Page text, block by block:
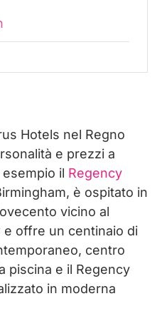
catene di hotel di
Hotels nel Regno
e prezzi a
il Regency
è ospitato in
vicino al
e offre un centinaio di
centro
piscina e il Regency
in moderna